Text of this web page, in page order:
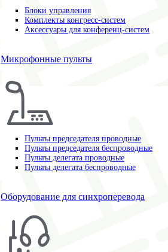
Блоки управления
Комплекты конгресс-систем
Аксессуары для конференц-систем
Микрофонные пульты
Пульты председателя проводные
Пульты председателя беспроводные
Пульты делегата проводные
Пульты делегата беспроводные
Оборудование для синхроперевода